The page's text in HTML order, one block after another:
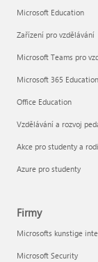
Microsoft Education
Zařízení pro vzdělávání
Microsoft Teams pro
Microsoft 365 Education
Office Education
Vzdělávání a rozvoj
Akce pro studenty a
Azure pro studenty
Firmy
Microsofts kunstige
Microsoft Security